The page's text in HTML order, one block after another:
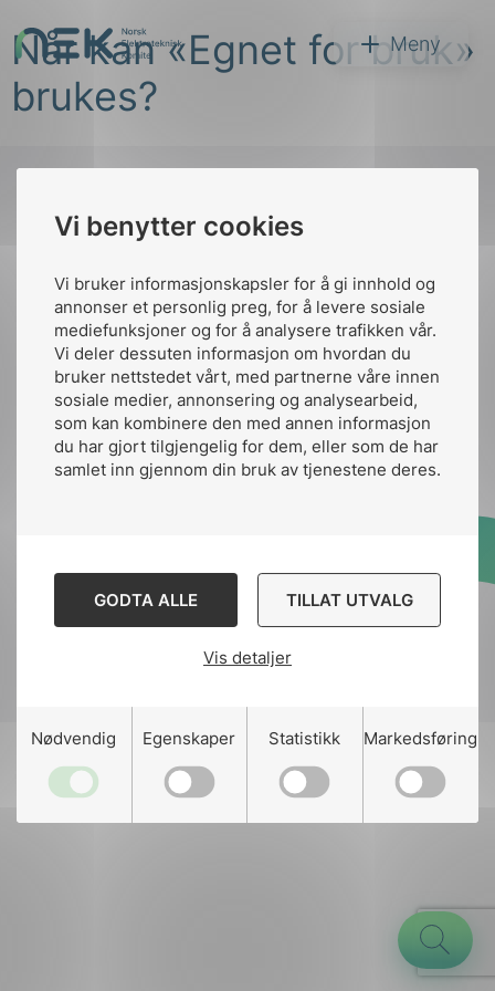
Vi benytter cookies
Vi bruker informasjonskapsler for å gi innhold og
annonser et personlig preg, for å levere sosiale
mediefunksjoner og for å analysere trafikken vår.
Vi deler dessuten informasjon om hvordan du
bruker nettstedet vårt, med partnerne våre innen
sosiale medier, annonsering og analysearbeid,
som kan kombinere den med annen informasjon
du har gjort tilgjengelig for dem, eller som de har
samlet inn gjennom din bruk av tjenestene deres.
GODTA ALLE TILLAT UTVALG
Vis detaljer
Nødvendig Egenskaper Statistikk Markedsføring
til
innhold
NEK Meny
Søk
Når kan «Egnet for bruk»
brukes?
Kontakt oss
Ansatte
nek@nek.no
Kontakt
Bruk av Cookies
Designed and developed
Stem Agency
toppen